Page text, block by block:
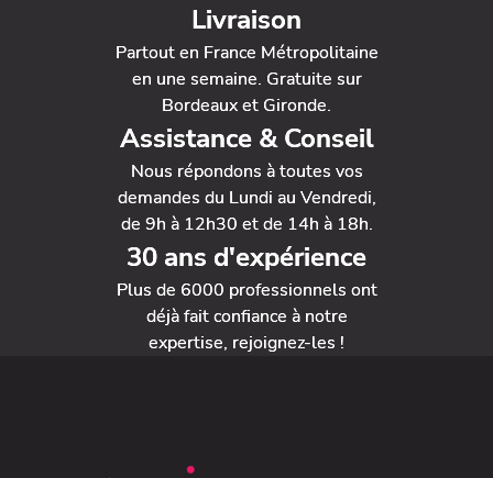
Livraison
Partout en France Métropolitaine
en une semaine. Gratuite sur
Bordeaux et Gironde.
Assistance & Conseil
Nous répondons à toutes vos
demandes du Lundi au Vendredi,
de 9h à 12h30 et de 14h à 18h.
30 ans d'expérience
Plus de 6000 professionnels ont
déjà fait confiance à notre
expertise, rejoignez-les !